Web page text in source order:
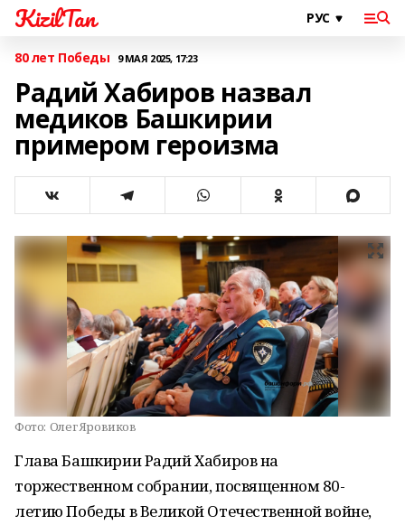
KizilTan
80 лет Победы 9 МАЯ 2025, 17:23
Радий Хабиров назвал
медиков Башкирии
примером героизма
Фото: Олег Яровиков
Глава Башкирии Радий Хабиров на
торжественном собрании, посвященном 80-
летию Победы в Великой Отечественной войне,